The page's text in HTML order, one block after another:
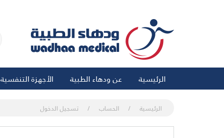
الرئيسية عن ودهاء الطبية الأجهزة التنفسية
الرئيسية الحساب تسجيل الدخول